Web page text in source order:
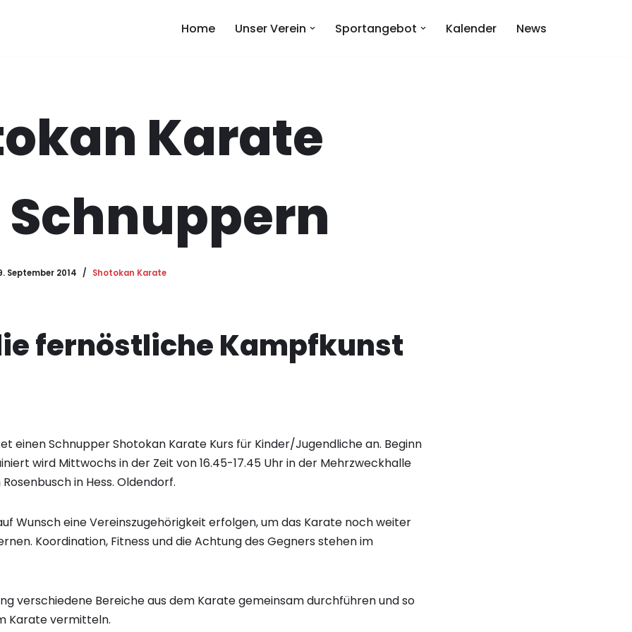
Home Unser Verein Sportangebot Kalender News
Karate
September 2014 Shotokan Karate
fernöstliche Kampfkunst
einen Schnupper Shotokan Karate Kurs für Kinder/Jugendliche an. Beginn
wird Mittwochs in der Zeit von 16.45-17.45 Uhr in der Mehrzweckhalle
in Hess. Oldendorf.
Wunsch eine Vereinszugehörigkeit erfolgen, um das Karate noch weiter
Koordination, Fitness und die Achtung des Gegners stehen im
verschiedene Bereiche aus dem Karate gemeinsam durchführen und so
Karate vermitteln.